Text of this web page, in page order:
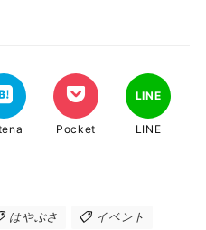
Pocket
LINE
LINE
はやぶさ イベント